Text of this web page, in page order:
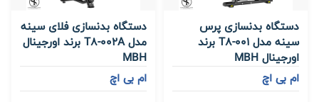
دستگاه بدنسازی پرس
سینه مدل T8-001 برند
اورجینال MBH
ام بی اچ
دستگاه بدنسازی فلای سینه
مدل T8-002A برند اورجینال
MBH
ام بی اچ